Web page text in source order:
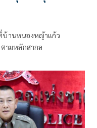
บ้านหนองหญ้าแก้ว
ามหลักสากล